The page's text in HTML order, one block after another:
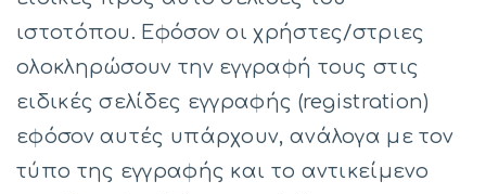
ιστοτόπου. Εφόσον οι χρήστες/στριες
ολοκληρώσουν την εγγραφή τους στις
ειδικές σελίδες εγγραφής (registration)
εφόσον αυτές υπάρχουν, ανάλογα με τον
τύπο της εγγραφής και το αντικείμενο